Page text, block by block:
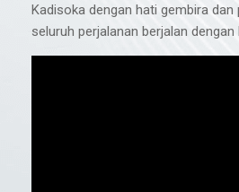
Kadisoka dengan hati gembira dan
seluruh perjalanan berjalan